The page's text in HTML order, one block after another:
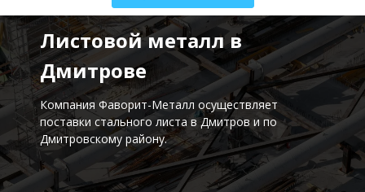
Листовой металл в
Дмитрове
Компания Фаворит-Металл осуществляет
поставки стального листа в Дмитров и по
Дмитровскому району.